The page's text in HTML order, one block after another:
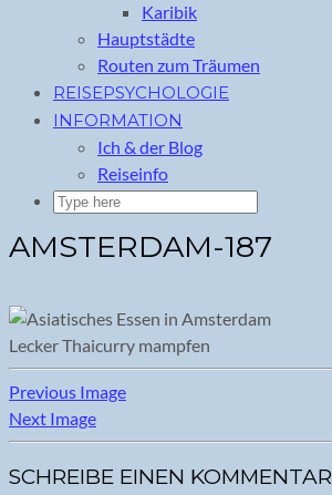
Karibik
Hauptstädte
Routen zum Träumen
REISEPSYCHOLOGIE
INFORMATION
Ich & der Blog
Reiseinfo
AMSTERDAM-187
Lecker Thaicurry mampfen
Previous Image
Next Image
SCHREIBE EINEN KOMMENTAR